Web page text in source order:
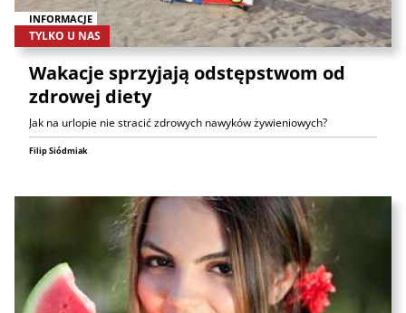
INFORMACJE
TYLKO U NAS
Wakacje sprzyjają odstępstwom od
zdrowej diety
Jak na urlopie nie stracić zdrowych nawyków żywieniowych?
Filip Siódmiak